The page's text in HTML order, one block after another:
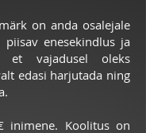
on anda osalejale
enesekindlus ja
et vajadusel oleks
edasi harjutada ning
inimene. Koolitus on